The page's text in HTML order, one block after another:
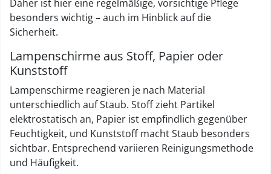
Daher ist hier eine regelmäßige, vorsichtige Pflege
besonders wichtig – auch im Hinblick auf die
Sicherheit.
Lampenschirme aus Stoff, Papier oder
Kunststoff
Lampenschirme reagieren je nach Material
unterschiedlich auf Staub. Stoff zieht Partikel
elektrostatisch an, Papier ist empfindlich gegenüber
Feuchtigkeit, und Kunststoff macht Staub besonders
sichtbar. Entsprechend variieren Reinigungsmethode
und Häufigkeit.